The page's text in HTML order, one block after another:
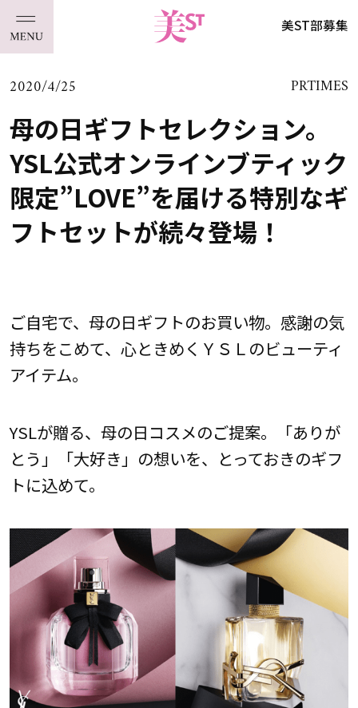
美ST部募集
2020/4/25 PRTIMES
母の日ギフトセレクション。
YSL公式オンラインブティック
限定”LOVE”を届ける特別なギ
フトセットが続々登場！
ご自宅で、母の日ギフトのお買い物。感謝の気
持ちをこめて、心ときめくＹＳＬのビューティ
アイテム。
YSLが贈る、母の日コスメのご提案。「ありが
とう」「大好き」の想いを、とっておきのギフ
トに込めて。